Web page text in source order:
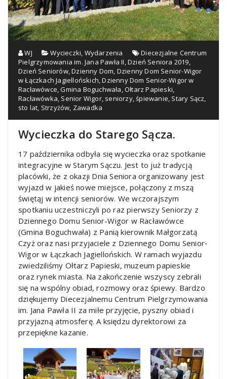
WJ Wycieczki Wydarzenia
Diecezjalne Centrum
Pielgrzymowania im. Jana Pawła II ,Dzień Seniora 2019
Dzień Seniorów,Dzienny Dom Dzienny Dom Senior-Wigor
w Łączkach Jagiellońskich ,Dzienny Dom Senior-Wigor w
Racławówce ,Gmina Boguchwała ,Ołtarz Papieski
Racławówka Senior Wigor, seniorzy,śpiewanie Stary Sącz
sto lat Strzyżów Zawadka
Wycieczka do Starego Sącza.
17 października odbyła się wycieczka oraz spotkanie
integracyjne w Starym Sączu. Jest to już tradycją
placówki, że z okazji Dnia Seniora organizowany jest
wyjazd w jakieś nowe miejsce, połączony z mszą
świętąj w intencji seniorów. We wczorajszym
spotkaniu uczestniczyli po raz pierwszy Seniorzy z
Dziennego Domu Senior-Wigor w Racławówce
(Gmina Boguchwała) z Panią kierownik Małgorzatą
Czyż oraz nasi przyjaciele z Dziennego Domu Senior‐
Wigor w Łączkach Jagiellońskich. W ramach wyjazdu
zwiedziliśmy Ołtarz Papieski, muzeum papieskie
oraz rynek miasta. Na zakończenie wszyscy zebrali
się na wspólny obiad, rozmowy oraz śpiewy. Bardzo
dziękujemy Diecezjalnemu Centrum Pielgrzymowania
im. Jana Pawła II za miłe przyjęcie, pyszny obiad i
przyjazną atmosferę. A księdzu dyrektorowi za
przepiękne kazanie.